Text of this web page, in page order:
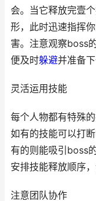
会。当它释放完壹
形，此时迅速指挥
害。注意观察boss
便及时躲避并准备下
灵活运用技能
每个人物都有特殊
如有的技能可以打
有的则能吸引boss
安排技能释放顺序
注意团队协作